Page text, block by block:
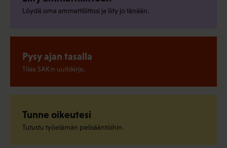
Löydä oma ammattiliittosi ja liity jo tänään.
Pysy ajan tasalla
Tilaa SAK:n uutiskirje.
Tunne oikeutesi
Tutustu työelämän pelisääntöihin.